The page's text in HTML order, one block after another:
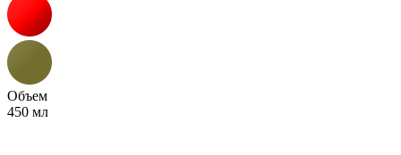
Объем
450 мл